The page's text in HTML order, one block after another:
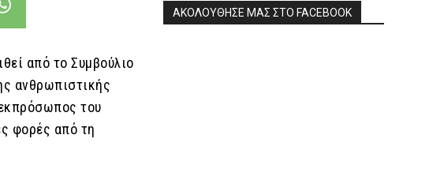
από το Συμβούλιο
ανθρωπιστικής
του
φορές από τη
ΑΚΟΛΟΥΘΗΣΕ ΜΑΣ ΣΤΟ FACEBOOK